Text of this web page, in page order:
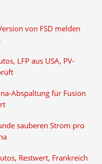
von FSD melden
LFP aus USA, PV-
Abspaltung für Fusion
sauberen Strom pro
Restwert, Frankreich